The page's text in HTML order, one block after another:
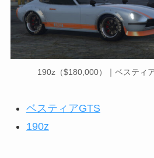
190z（$180,000）｜ベスティ
ベスティアGTS
190z